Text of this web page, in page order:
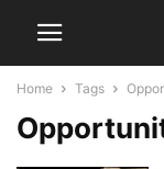
Home Tags